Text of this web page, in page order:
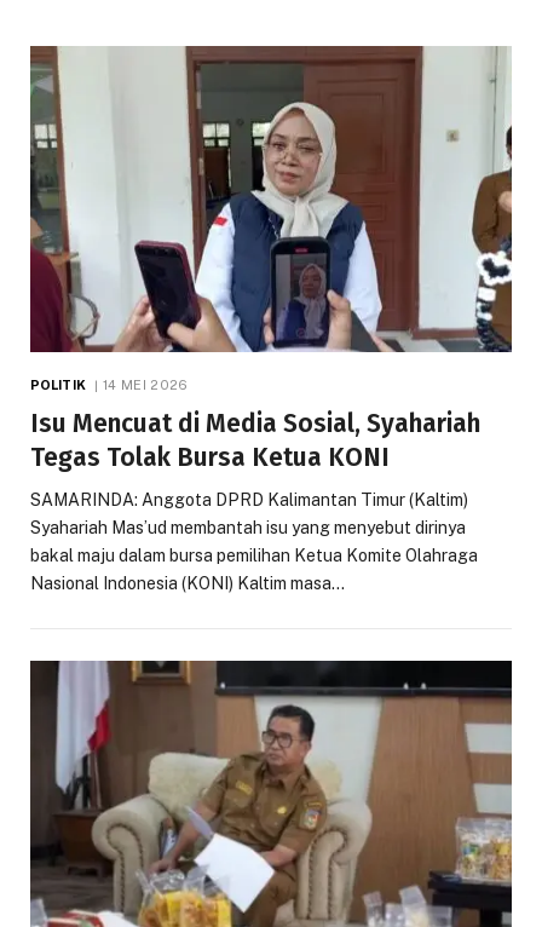
POLITIK 14 MEI 2026
Isu Mencuat di Media Sosial, Syahariah
Tegas Tolak Bursa Ketua KONI
SAMARINDA: Anggota DPRD Kalimantan Timur (Kaltim)
Syahariah Mas’ud membantah isu yang menyebut dirinya
bakal maju dalam bursa pemilihan Ketua Komite Olahraga
Nasional Indonesia (KONI) Kaltim masa…